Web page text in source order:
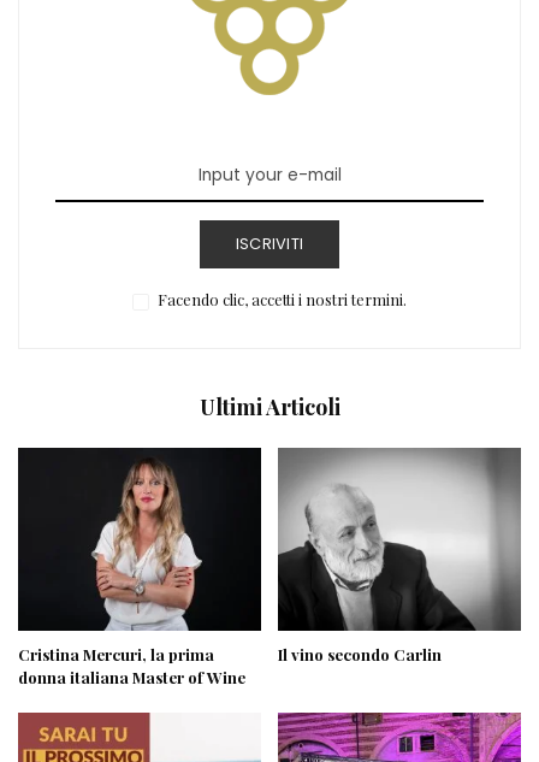
ISCRIVITI
Facendo clic, accetti i nostri termini.
Ultimi Articoli
Cristina Mercuri, la prima
donna italiana Master of Wine
Il vino secondo Carlin